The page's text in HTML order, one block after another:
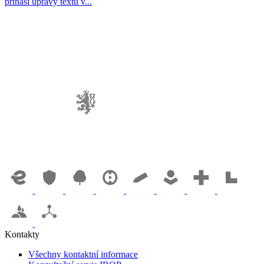
Kontakty
Všechny kontaktní informace